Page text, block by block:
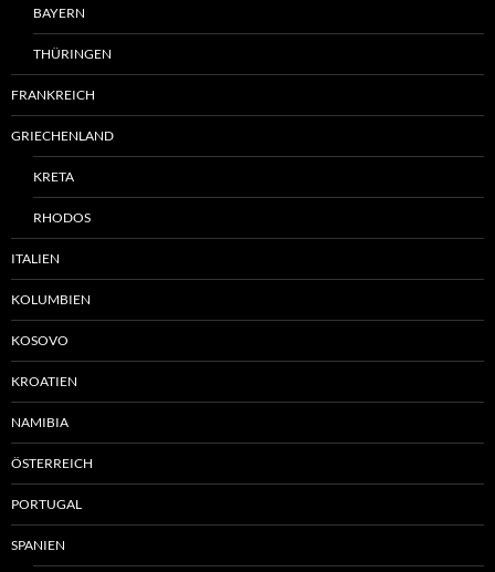
BAYERN
THÜRINGEN
FRANKREICH
GRIECHENLAND
KRETA
RHODOS
ITALIEN
KOLUMBIEN
KOSOVO
KROATIEN
NAMIBIA
ÖSTERREICH
PORTUGAL
SPANIEN